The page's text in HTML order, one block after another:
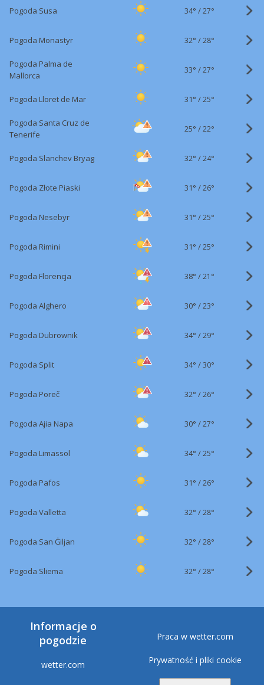
Pogoda Susa 34° /27°
Pogoda Monastyr 32° /28°
Pogoda Palma de
Mallorca
33° /27°
Pogoda Lloret de Mar 31° /25°
Pogoda Santa Cruz de
Tenerife
25° /22°
Pogoda Slanchev Bryag 32° /24°
Pogoda Złote Piaski 31° /26°
Pogoda Nesebyr 31° /25°
Pogoda Rimini 31° /25°
Pogoda Florencja 38° /21°
Pogoda Alghero 30° /23°
Pogoda Dubrownik 34° /29°
Pogoda Split 34° /30°
Pogoda Poreč 32° /26°
Pogoda Ajia Napa 30° /27°
Pogoda Limassol 34° /25°
Pogoda Pafos 31° /26°
Pogoda Valletta 32° /28°
Pogoda San Ġiljan 32° /28°
Pogoda Sliema 32° /28°
Informacje o
pogodzie
wetter.com
Praca w wetter.com
Prywatność i pliki cookie